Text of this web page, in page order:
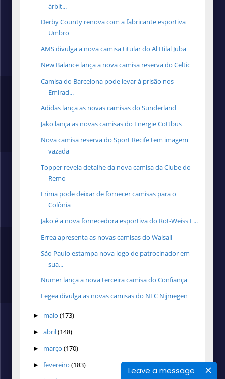
Leave a message
árbit...
Derby County renova com a fabricante esportiva
Umbro
AMS divulga a nova camisa titular do Al Hilal Juba
New Balance lança a nova camisa reserva do Celtic
Camisa do Barcelona pode levar à prisão nos
Emirad...
Adidas lança as novas camisas do Sunderland
Jako lança as novas camisas do Energie Cottbus
Nova camisa reserva do Sport Recife tem imagem
vazada
Topper revela detalhe da nova camisa da Clube do
Remo
Erima pode deixar de fornecer camisas para o
Colônia
Jako é a nova fornecedora esportiva do Rot-Weiss E...
Errea apresenta as novas camisas do Walsall
São Paulo estampa nova logo de patrocinador em
sua...
Numer lança a nova terceira camisa do Confiança
Legea divulga as novas camisas do NEC Nijmegen
► maio (173)
► abril(148)
► março (170)
► fevereiro (183)